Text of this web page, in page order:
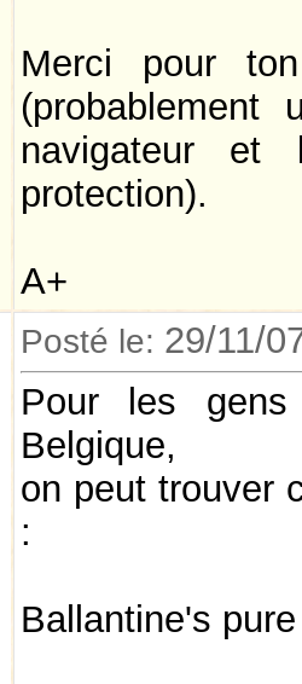
Merci pour
navigateur
protection).
A+
Posté le: 29/11/
Pour les
Belgique,
on peut trouver
:
Ballantine's